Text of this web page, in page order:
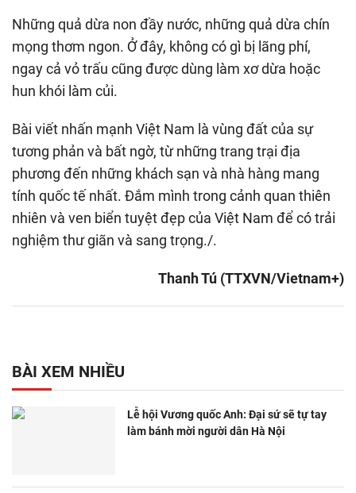
Những quả dừa non đầy nước, những quả dừa chín
mọng thơm ngon. Ở đây, không có gì bị lãng phí,
ngay cả vỏ trấu cũng được dùng làm xơ dừa hoặc
hun khói làm củi.
Bài viết nhấn mạnh Việt Nam là vùng đất của sự
tương phản và bất ngờ, từ những trang trại địa
phương đến những khách sạn và nhà hàng mang
tính quốc tế nhất. Đắm mình trong cảnh quan thiên
nhiên và ven biển tuyệt đẹp của Việt Nam để có trải
nghiệm thư giãn và sang trọng./.
Thanh Tú (TTXVN/Vietnam+)
BÀI XEM NHIỀU
Lễ hội Vương quốc Anh: Đại sứ sẽ tự tay
làm bánh mời người dân Hà Nội